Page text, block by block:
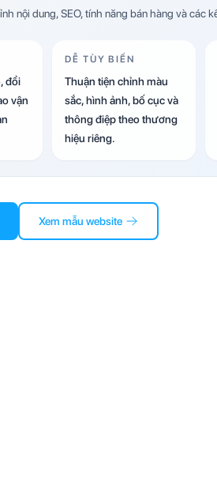
nội dung, SEO, tính năng bán hàng và các
đổi
vận
DỄ TÙY BIẾN
Thuận tiện chỉnh màu
sắc, hình ảnh, bố cục và
thông điệp theo thương
hiệu riêng.
Xem mẫu website